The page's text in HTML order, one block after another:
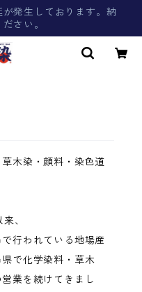
発生しております。納
さい。
木染・顔料・染色道
、
行われている地場産
で化学染料・草木
業を続けてきまし